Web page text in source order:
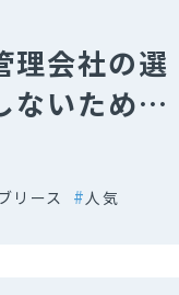
理会社の選
ないための
リース
人気